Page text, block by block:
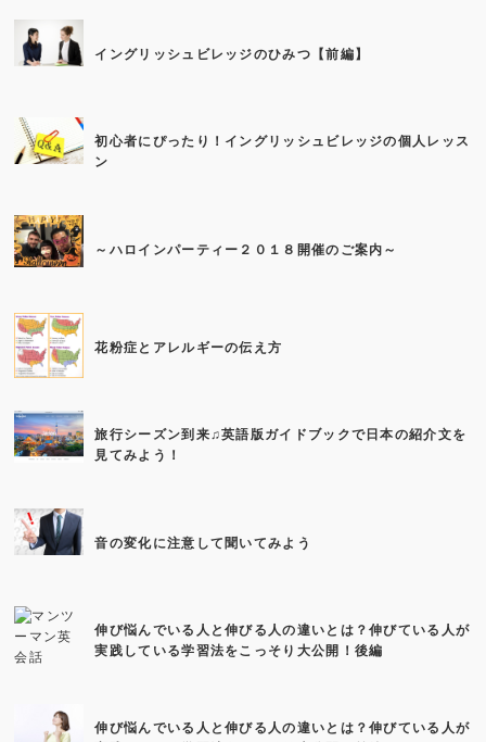
イングリッシュビレッジのひみつ【前編】
初心者にぴったり！イングリッシュビレッジの個人レッス
ン
～ハロインパーティー２０１８開催のご案内～
花粉症とアレルギーの伝え方
旅行シーズン到来♫英語版ガイドブックで日本の紹介文を
見てみよう！
音の変化に注意して聞いてみよう
伸び悩んでいる人と伸びる人の違いとは？伸びている人が
実践している学習法をこっそり大公開！後編
伸び悩んでいる人と伸びる人の違いとは？伸びている人が